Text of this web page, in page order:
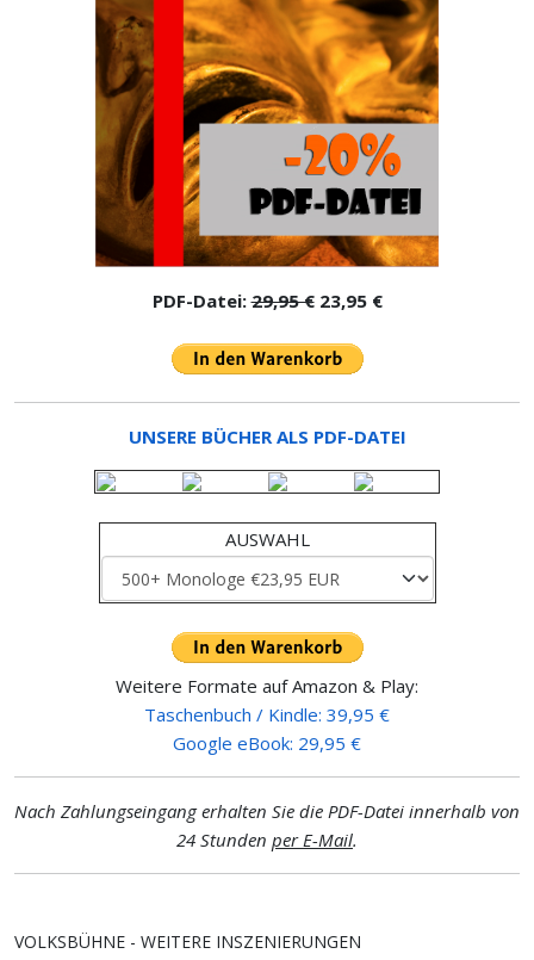
PDF-Datei:29,95 €23,95 €
UNSERE BÜCHER ALS PDF-DATEI
AUSWAHL
Weitere Formate auf Amazon & Play:
Taschenbuch / Kindle: 39,95 €
Google eBook: 29,95 €
Nach Zahlungseingang erhalten Sie die PDF-Datei innerhalb von
24 Stunden per E-Mail.
VOLKSBÜHNE - WEITERE INSZENIERUNGEN